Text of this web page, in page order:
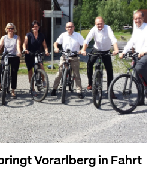
Vorarlberg in Fahrt